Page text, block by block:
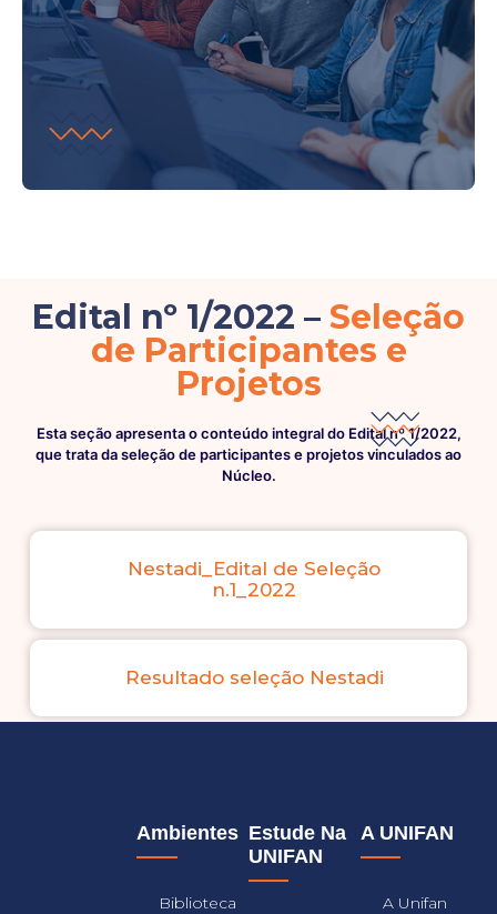
Edital nº 1/2022 – Seleção
de Participantes e
Projetos
Esta seção apresenta o conteúdo integral do Edital nº 1/2022,
que trata da seleção de participantes e projetos vinculados ao
Núcleo.
Nestadi_Edital de Seleção
n.1_2022
Resultado seleção Nestadi
A UNIFAN
A Unifan
Estude Na
UNIFAN
Ambientes
Biblioteca